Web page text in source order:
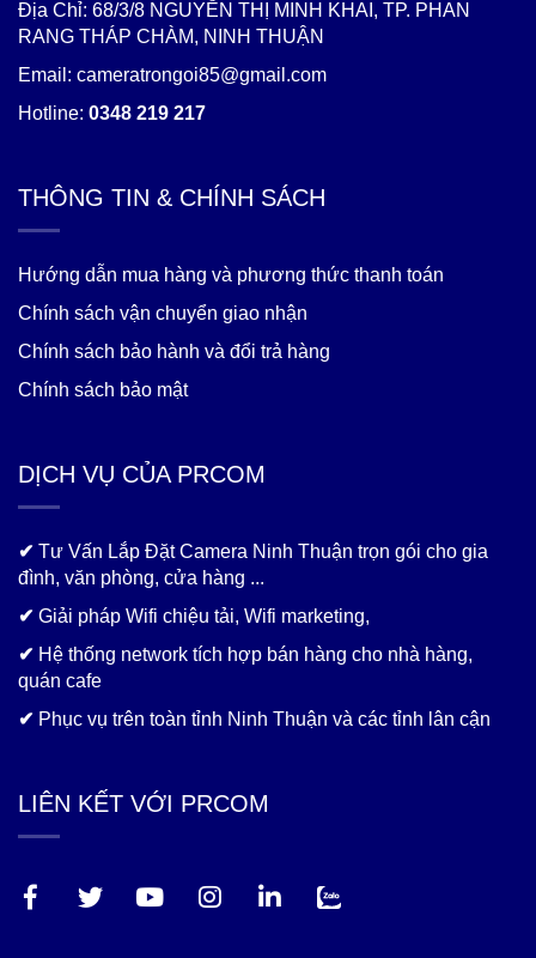
Địa Chỉ: 68/3/8 NGUYỄN THỊ MINH KHAI, TP. PHAN
RANG THÁP CHÀM, NINH THUẬN
Email: cameratrongoi85@gmail.com
Hotline: 0348 219 217
THÔNG TIN & CHÍNH SÁCH
Hướng dẫn mua hàng và phương thức thanh toán
Chính sách vận chuyển giao nhận
Chính sách bảo hành và đổi trả hàng
Chính sách bảo mật
DỊCH VỤ CỦA PRCOM
✔ Tư Vấn Lắp Đặt Camera Ninh Thuận trọn gói cho gia
đình, văn phòng, cửa hàng ...
✔ Giải pháp Wifi chiệu tải, Wifi marketing,
✔ Hệ thống network tích hợp bán hàng cho nhà hàng,
quán cafe
✔ Phục vụ trên toàn tỉnh Ninh Thuận và các tỉnh lân cận
LIÊN KẾT VỚI PRCOM